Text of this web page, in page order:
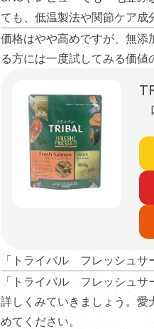
ても、低温製法や関節ケア成
価格はやや高めですが、無添
る方には一度試してみる価値
「トライバル フレッシュサ
「トライバル フレッシュサ
詳しくみていきましょう。
めてください。